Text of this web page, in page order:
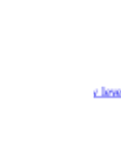
op uw